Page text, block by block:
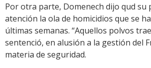
Por otra parte, Domenech dijo qud su
atención la ola de homicidios que se
últimas semanas. “Aquellos polvos
sentenció, en alusión a la gestión del
materia de seguridad.